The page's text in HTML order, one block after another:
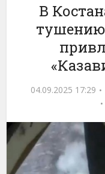
В
тушению
04.09.2025 17:29